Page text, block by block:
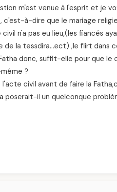
m'est venue à l'esprit et je
c'est-à-dire que le mariage
n'a pas eu lieu,(les fiancés
de la tessdira…ect) ,le flirt dans
donc, suffit-elle pour que le
?
l'acte civil avant de faire la
poserait-il un quelconque